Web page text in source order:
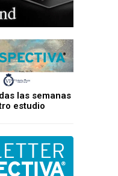
las semanas
estudio